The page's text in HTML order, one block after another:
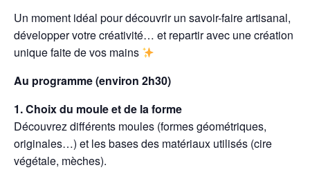
Un moment idéal pour découvrir un savoir-faire artisanal,
développer votre créativité… et repartir avec une création
unique faite de vos mains
Au programme (environ 2h30)
1. Choix du moule et de la forme
Découvrez différents moules (formes géométriques,
originales…) et les bases des matériaux utilisés (cire
végétale, mèches).